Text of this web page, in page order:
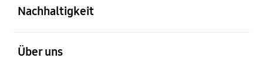
Nachhaltigkeit
Über uns